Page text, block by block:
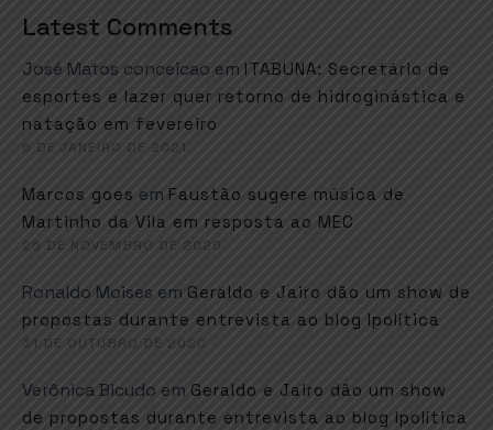
Latest Comments
José Matos conceicao em ITABUNA: Secretário de
esportes e lazer quer retorno de hidroginástica e
natação em fevereiro
6 DE JANEIRO DE 2021
Marcos goes em Faustão sugere música de
Martinho da Vila em resposta ao MEC
26 DE NOVEMBRO DE 2020
Ronaldo Moises em Geraldo e Jairo dão um show de
propostas durante entrevista ao blog Ipolítica
31 DE OUTUBRO DE 2020
Verônica Bicudo em Geraldo e Jairo dão um show
de propostas durante entrevista ao blog Ipolítica